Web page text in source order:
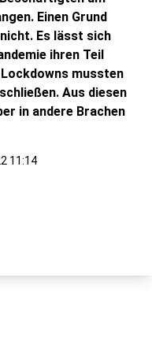
Einen Grund
Es lässt sich
ihren Teil
mussten
Aus diesen
in andere Brachen
11:14